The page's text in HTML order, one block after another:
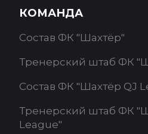
КОМАНДА
Состав ФК "Шахтёр"
Тренерский штаб ФК
Состав ФК "Шахтёр QJ
Тренерский штаб ФК
League"